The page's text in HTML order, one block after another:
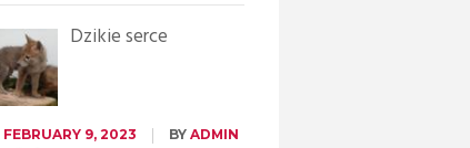
Dzikie serce
FEBRUARY 9, 2023 BY ADMIN